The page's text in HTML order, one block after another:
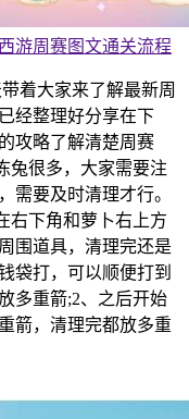
游周赛图文通关流程
着大家来了解最新周
经整理好分享在下
攻略了解清楚周赛
兔很多，大家需要注
需要及时清理才行。
右下角和萝卜右上方
围道具，清理完还是
袋打，可以顺便打到
多重箭;2、之后开始
箭，清理完都放多重